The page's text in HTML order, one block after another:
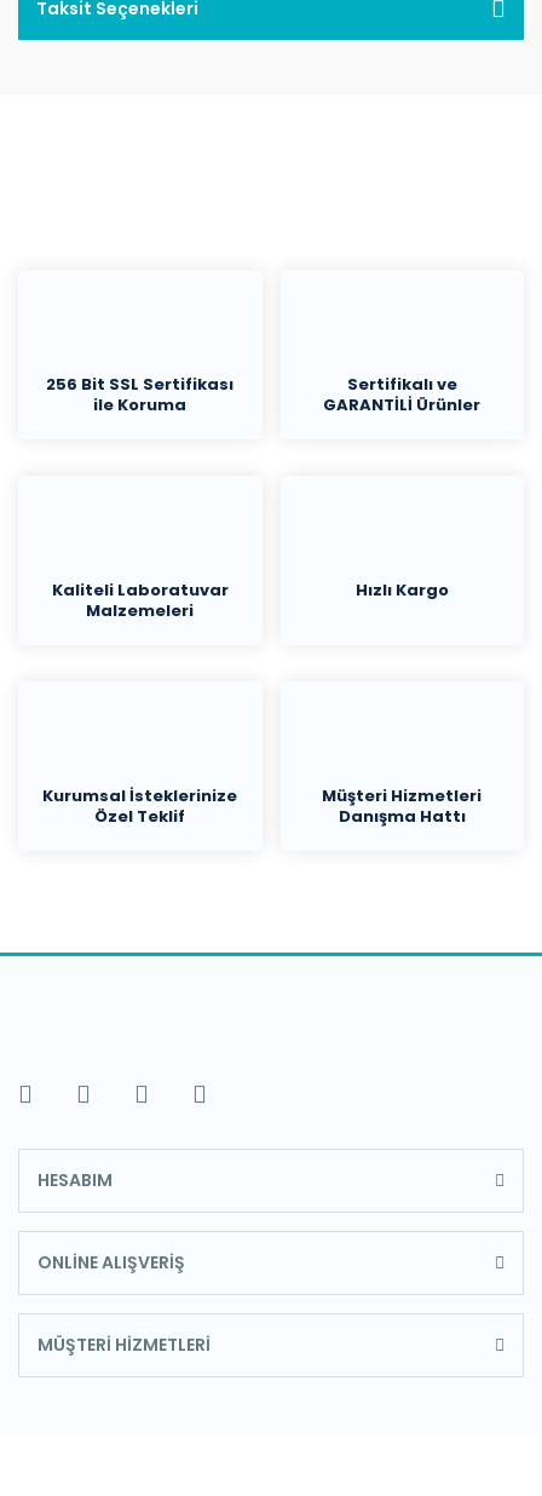
Taksit Seçenekleri
256 Bit SSL Sertifikası
ile Koruma
Sertifikalı ve
GARANTİLİ Ürünler
Kaliteli Laboratuvar
Malzemeleri
Hızlı Kargo
Kurumsal İsteklerinize
Özel Teklif
Müşteri Hizmetleri
Danışma Hattı
HESABIM
ONLİNE ALIŞVERİŞ
MÜŞTERİ HİZMETLERİ